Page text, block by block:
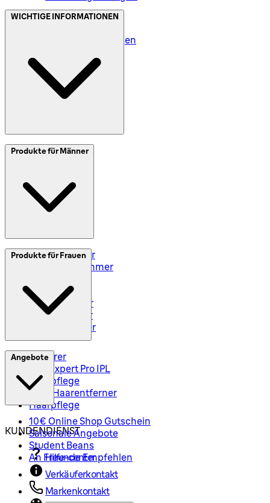
Datenschutz (DE)
Geschäftsbedingungen
Meine Daten (AT)
WICHTIGE INFORMATIONEN
SplitIt
Produkte für Männer
Elektrorasierer
Styler und Trimmer
Rasiersets
Rasierzubehör
Body Groomer
Haarschneider
Produkte für Frauen
Epilierer
Silk-Expert Pro IPL
Hautpflege
Mini-Haarentferner
Haarpflege
Angebote
10€ Online Shop Gutschein
Saisonale Angebote
Student Beans
An Freunde Empfehlen
KUNDENDIENST
Hilfe-center
Verkäuferkontakt
Markenkontakt